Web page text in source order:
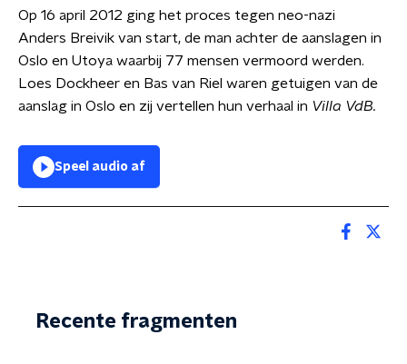
Op 16 april 2012 ging het proces tegen neo-nazi
Anders Breivik van start, de man achter de aanslagen in
Oslo en Utoya waarbij 77 mensen vermoord werden.
Loes Dockheer en Bas van Riel waren getuigen van de
aanslag in Oslo en zij vertellen hun verhaal in Villa VdB.
Speel audio af
Recente fragmenten